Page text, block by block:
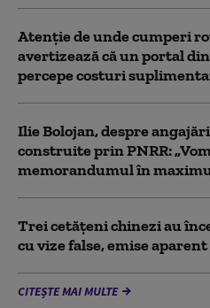
Atenție de unde cumperi
avertizează că un portal
percepe costuri
Ilie Bolojan, despre
construite prin PNRR:
memorandumul în
Trei cetăţeni chinezi au
cu vize false, emise
CITEȘTE MAI MULTE